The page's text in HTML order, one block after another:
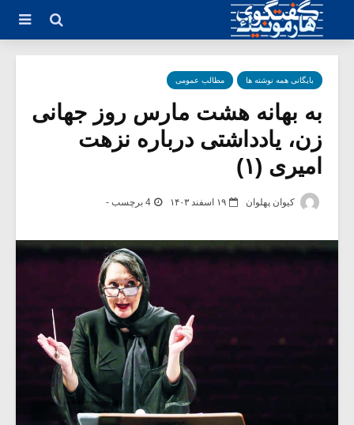
بایگانی همه نوشته ها مطالب عمومی
به بهانه هشت مارس روز جهانی
زن، یادداشتی درباره نزهت
امیری (۱)
کیوان پهلوان ۱۹ اسفند ۱۴۰۳ 4 برچسب -